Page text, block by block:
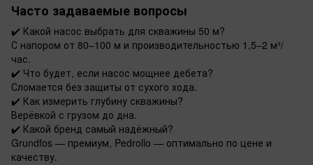
Часто задаваемые вопросы
✔️ Какой насос выбрать для скважины 50 м?
С напором от 80–100 м и производительностью 1,5–2 м³/
час.
✔️ Что будет, если насос мощнее дебета?
Сломается без защиты от сухого хода.
✔️ Как измерить глубину скважины?
Верёвкой с грузом до дна.
✔️ Какой бренд самый надёжный?
Grundfos — премиум, Pedrollo — оптимально по цене и
качеству.